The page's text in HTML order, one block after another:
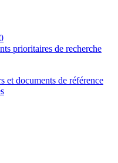
prioritaires de recherche
et documents de référence